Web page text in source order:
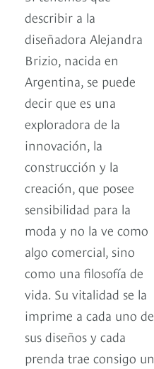
describir a la
diseñadora Alejandra
Brizio, nacida en
Argentina, se puede
decir que es una
exploradora de la
innovación, la
construcción y la
creación, que posee
sensibilidad para la
moda y no la ve como
algo comercial, sino
como una filosofía de
vida. Su vitalidad se la
imprime a cada uno de
sus diseños y cada
prenda trae consigo un